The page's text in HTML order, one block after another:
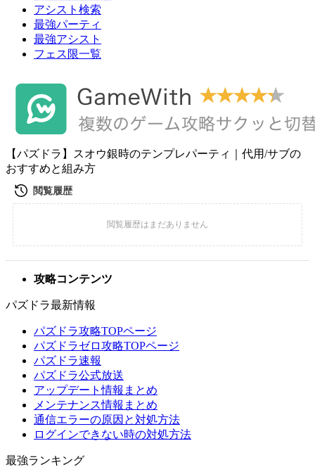
アシスト検索
最強パーティ
最強アシスト
フェス限一覧
【パズドラ】スオウ銀時のテンプレパーティ｜代用/サブの
おすすめと組み方
攻略コンテンツ
パズドラ最新情報
パズドラ攻略TOPページ
パズドラゼロ攻略TOPページ
パズドラ速報
パズドラ公式放送
アップデート情報まとめ
メンテナンス情報まとめ
通信エラーの原因と対処方法
ログインできない時の対処方法
最強ランキング